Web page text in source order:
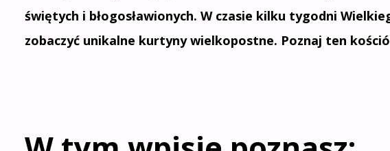
świętych i błogosławionych. W czasie kilku tygodni
zobaczyć unikalne kurtyny wielkopostne. Poznaj ten